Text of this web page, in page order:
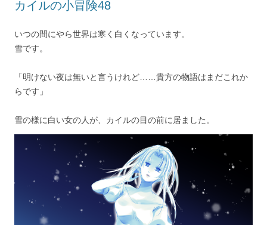
カイルの小冒険48
いつの間にやら世界は寒く白くなっています。
雪です。
「明けない夜は無いと言うけれど……貴方の物語はまだこれか
らです」
雪の様に白い女の人が、カイルの目の前に居ました。